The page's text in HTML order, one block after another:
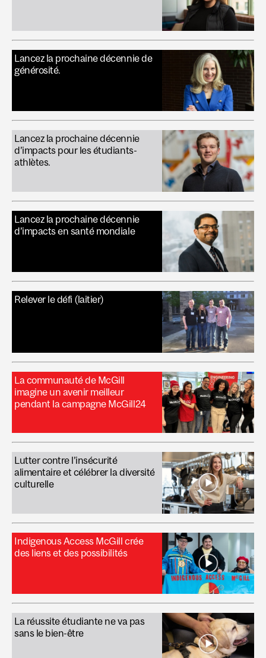
Lancez la prochaine décennie de
générosité.
Lancez la prochaine décennie
d’impacts pour les étudiants-
athlètes.
Lancez la prochaine décennie
d’impacts en santé mondiale
Relever le défi (laitier)
La communauté de McGill
imagine un avenir meilleur
pendant la campagne McGill24
Lutter contre l’insécurité
alimentaire et célébrer la diversité
culturelle
Indigenous Access McGill crée
des liens et des possibilités
La réussite étudiante ne va pas
sans le bien-être